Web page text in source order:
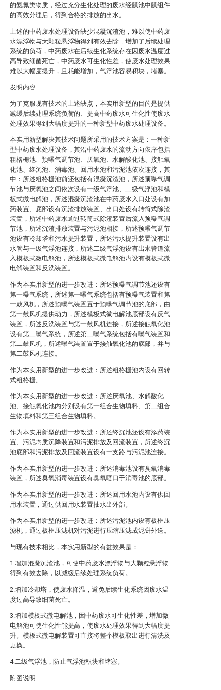
的氨氮类物质，经过充分生化处理的废水经膜池中膜组件
的高效分理后，得到合格的排放的出水。
上述的中药废水处理设备缺少混凝沉渣池，难以使中药废
水漂浮物与大颗粒悬浮物得到有效去除，增加了后续处理
系统的负荷，中药废水在后续生化系统存在因废水温度过
高导致细菌死亡，中药废水可生化性差，使废水处理效果
难以大幅度提升，且耗能增加，气浮池容易积块，堵塞。
发明内容
为了克服现有技术的上述缺点，本实用新型的目的是提供
减缓后续处理系统负荷的、提高中药废水可生化性使废水
处理效果得到大幅度提升的一种新型中药废水处理设备。
本实用新型解决其技术问题所采用的技术方案是：一种新
型中药废水处理设备，其沿中药废水的流动方向依序包括
粗格栅池、预曝气调节池、厌氧池、水解酸化池、接触氧
化池、终沉池、消毒池、回用水池和污泥池依次连接，其
中：所述粗格栅池前还包括有混凝沉渣池，所述预曝气调
节池与厌氧池之间依次设有一级气浮池、二级气浮池和模
板式微电解池，所述混凝沉渣池在中药废水入口处设有加
药装置、底部设有沉渣排放装置、出口处设有转筒式除渣
装置，所述中药废水通过转筒式除渣装置后流入预曝气调
节池，所述沉渣排放装置与污泥池相接，所述预曝气调节
池设有冷却塔和污水提升装置，所述污水提升装置设有出
水管与一级气浮池连接，所述二级气浮池设有出水管道流
入模板式微电解池，所述模板式微电解池内设有模板式微
电解装置和反洗装置。
作为本实用新型的进一步改进：所述预曝气调节池还设有
第一曝气系统，所述第一曝气系统包括有预曝气装置和第
一鼓风机，所述预曝气装置置于预曝气调节池的底部，由
第一鼓风机提供动力，所述模板式微电解池底部设有反气
装置，所述反洗装置与第一鼓风机连接，所述接触氧化池
设有第二曝气系统，所述第二曝气系统包括有曝气装置和
第二鼓风机，所述曝气装置置于接触氧化池的底部，并与
第二鼓风机连接。
作为本实用新型的进一步改进：所述粗格栅池内设有回转
式粗格栅。
作为本实用新型的进一步改进：所述厌氧池、水解酸化
池、接触氧化池内分别设有第一组合生物填料、第二组合
生物填料和第三组合生物填料。
作为本实用新型的进一步改进：所述终沉池还设有添药装
置、污泥均质沉降装置和污泥排放及回流装置，所述终沉
池底部和污泥排放及回流装置设有一支路与污泥池连接。
作为本实用新型的进一步改进：所述消毒池设有臭氧消毒
装置，所述臭氧消毒装置设有臭氧喷口于消毒池的底部。
作为本实用新型的进一步改进：所述回用水池内设有供回
用水装置，通过供回用水装置抽水出外部。
作为本实用新型的进一步改进：所述污泥池内设有板框压
滤机，通过板框压滤机对污泥进行压缩压滤成泥饼外送。
与现有技术相比，本实用新型的有益效果是：
1.增加混凝沉渣池，可使中药废水漂浮物与大颗粒悬浮物
得到有效去除，以减缓后续处理系统负荷。
2.增加冷却塔，使废水降温，避免后续生化系统因废水温
度过高导致细菌死亡。
3.增加模板式微电解池，因中药废水可生化性差，增加微
电解池可使生化性能提高，使废水处理效果得到大幅度提
升。模板式微电解装置可直接将整个模板取出进行清洗及
更换。
4.二级气浮池，防止气浮池积块和堵塞。
附图说明